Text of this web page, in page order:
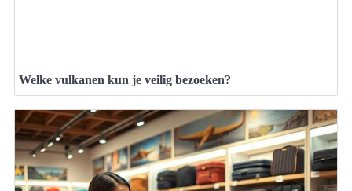
Welke vulkanen kun je veilig bezoeken?